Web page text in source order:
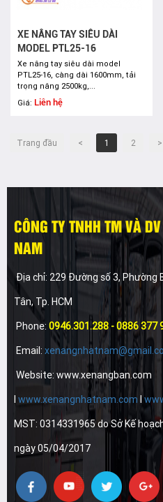
XE NÂNG TAY SIÊU DÀI
MODEL PTL25-16
Xe nâng tay siêu dài model
PTL25-16, càng dài 1600mm, tải
trọng nâng 2500kg,...
Giá: Liên hệ
Trang đầu < 1 2 >
CÔNG TY TNHH TM VÀ
NAM
Địa chỉ: 229 Đường số 3, Phường
Tân, Tp. HCM
Phone: 0946.301.288 - 0886 377
Email:
Website: www.xenangban.com
I www.xenangnhatnam.com I
MST: 0314331965 do Sở Kế
ngày 05/04/2017